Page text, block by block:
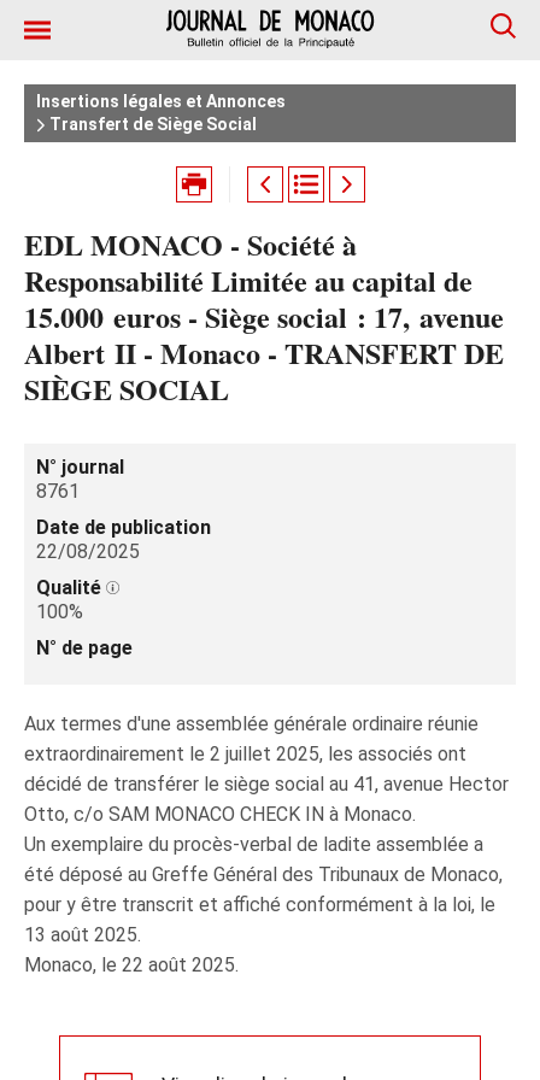
Insertions légales et Annonces
Transfert de Siège Social
EDL MONACO - Société à
Responsabilité Limitée au capital de
15.000 euros - Siège social : 17, avenue
Albert II - Monaco - TRANSFERT DE
SIÈGE SOCIAL
N° journal
8761
Date de publication
22/08/2025
Qualité
100%
N° de page
Aux termes d'une assemblée générale ordinaire réunie
extraordinairement le 2 juillet 2025, les associés ont
décidé de transférer le siège social au 41, avenue Hector
Otto, c/o SAM MONACO CHECK IN à Monaco.
Un exemplaire du procès-verbal de ladite assemblée a
été déposé au Greffe Général des Tribunaux de Monaco,
pour y être transcrit et affiché conformément à la loi, le
13 août 2025.
Monaco, le 22 août 2025.